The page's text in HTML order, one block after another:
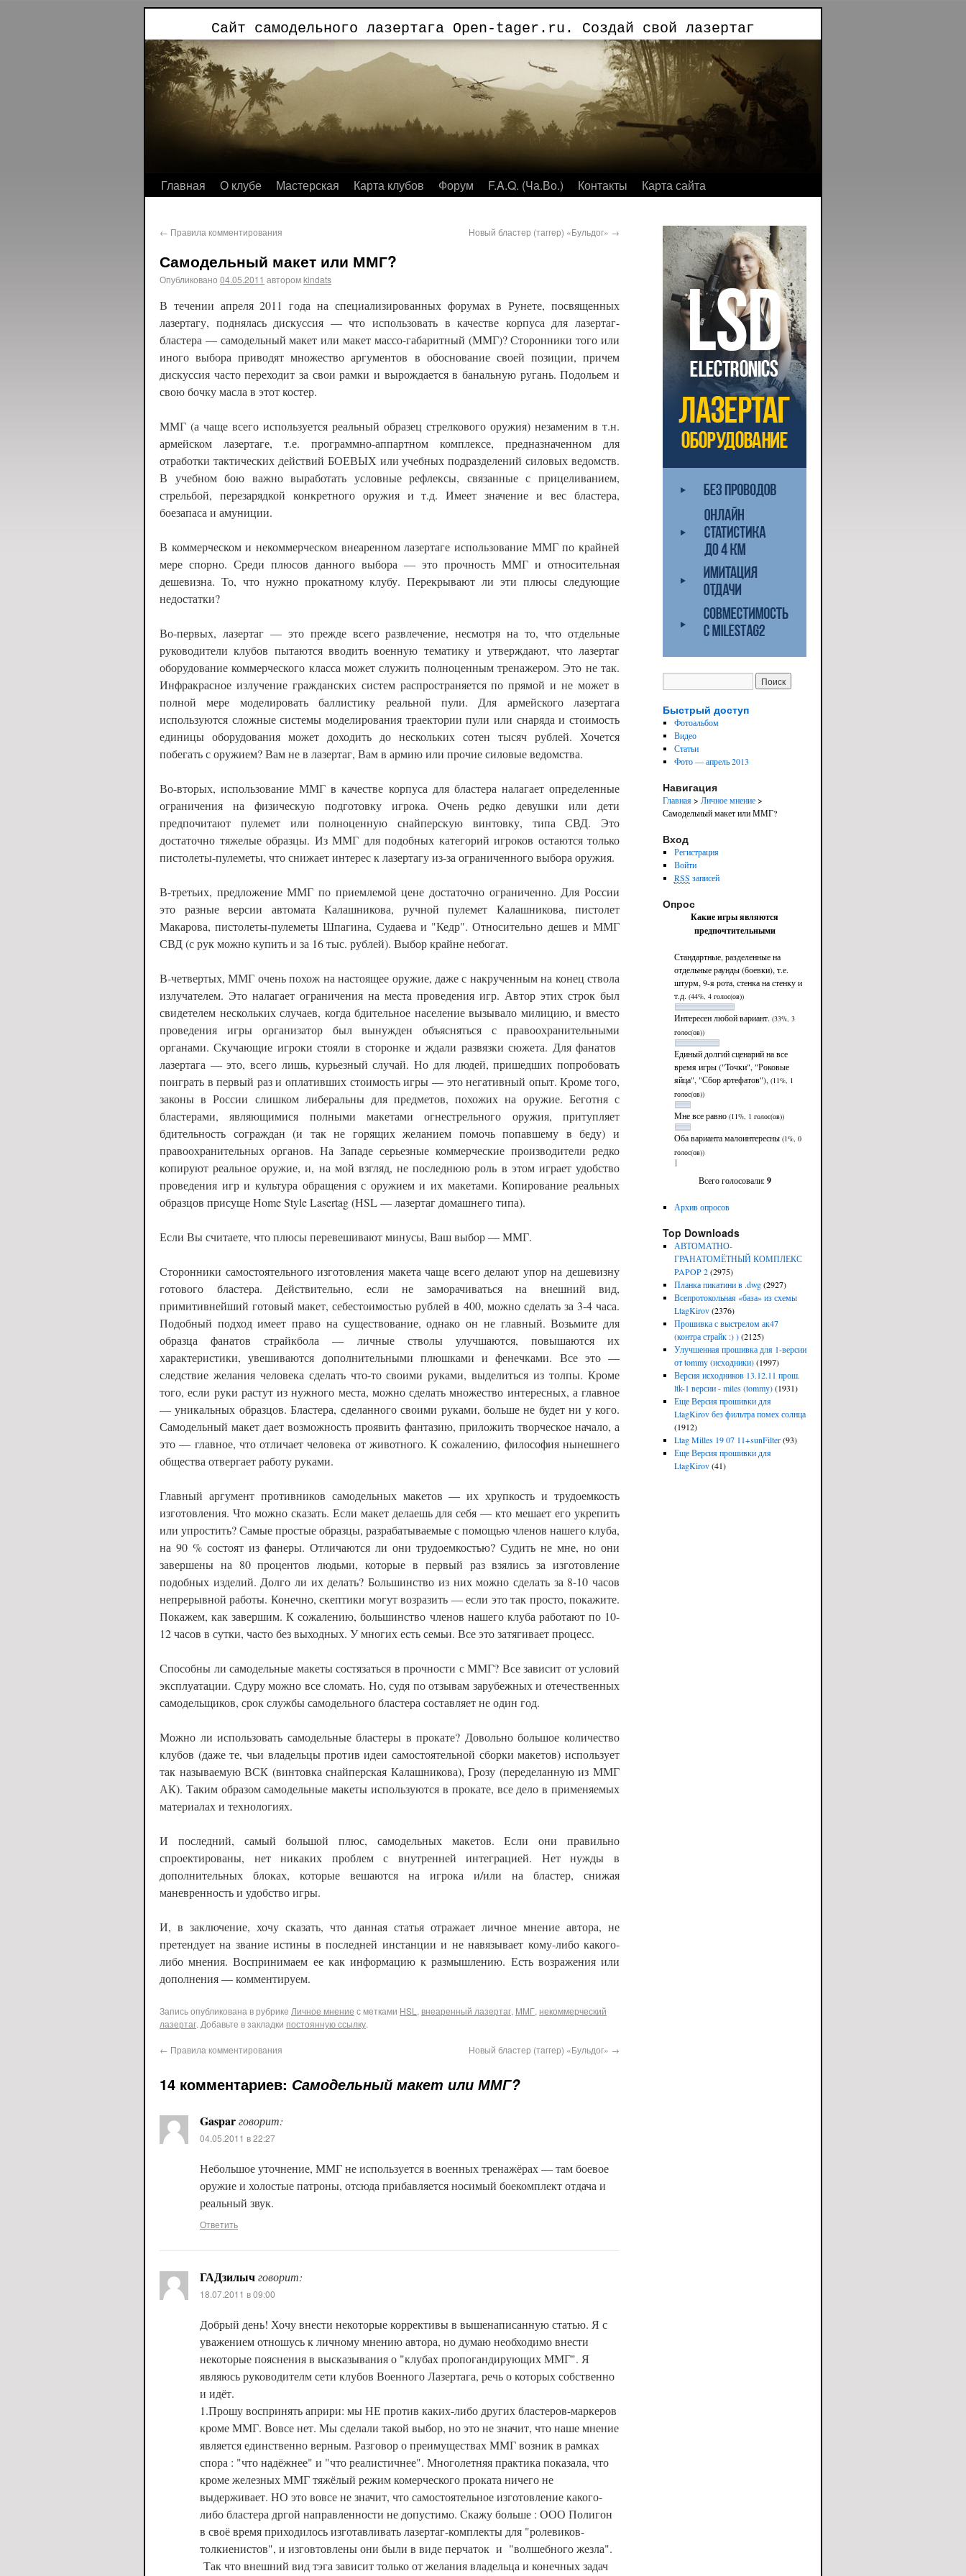
Сайт самодельного лазертага Open-tager.ru. Создай свой лазертаг
Главная О клубе Мастерская Карта клубов Форум F.A.Q. (Ча.Во.) Контакты Карта сайта
← Правила комментирования Новый бластер (таггер) «Бульдог» →
Самодельный макет или ММГ?
Опубликовано 04.05.2011 авторомkindats
В течении апреля 2011 года на специализированных форумах в Рунете, посвященных
лазертагу, поднялась дискуссия — что использовать в качестве корпуса для лазертаг-
бластера — самодельный макет или макет массо-габаритный (ММГ)? Сторонники того или
иного выбора приводят множество аргументов в обоснование своей позиции, причем
дискуссия часто переходит за свои рамки и вырождается в банальную ругань. Подольем и
свою бочку масла в этот костер.
ММГ (а чаще всего используется реальный образец стрелкового оружия) незаменим в т.н.
армейском лазертаге, т.е. программно-аппартном комплексе, предназначенном для
отработки тактических действий БОЕВЫХ или учебных подразделений силовых ведомств.
В учебном бою важно выработать условные рефлексы, связанные с прицеливанием,
стрельбой, перезарядкой конкретного оружия и т.д. Имеет значение и вес бластера,
боезапаса и амуниции.
В коммерческом и некоммерческом внеаренном лазертаге использование ММГ по крайней
мере спорно. Среди плюсов данного выбора — это прочность ММГ и относительная
дешевизна. То, что нужно прокатному клубу. Перекрывают ли эти плюсы следующие
недостатки?
Во-первых, лазертаг — это прежде всего развлечение, несмотря на то, что отдельные
руководители клубов пытаются вводить военную тематику и утверждают, что лазертаг
оборудование коммерческого класса может служить полноценным тренажером. Это не так.
Инфракрасное излучение гражданских систем распространяется по прямой и не может в
полной мере моделировать баллистику реальной пули. Для армейского лазертага
используются сложные системы моделирования траектории пули или снаряда и стоимость
единицы оборудования может доходить до нескольких сотен тысяч рублей. Хочется
побегать с оружием? Вам не в лазертаг, Вам в армию или прочие силовые ведомства.
Во-вторых, использование ММГ в качестве корпуса для бластера налагает определенные
ограничения на физическую подготовку игрока. Очень редко девушки или дети
предпочитают пулемет или полноценную снайперскую винтовку, типа СВД. Это
достаточно тяжелые образцы. Из ММГ для подобных категорий игроков остаются только
пистолеты-пулеметы, что снижает интерес к лазертагу из-за ограниченного выбора оружия.
В-третьих, предложение ММГ по приемлемой цене достаточно ограниченно. Для России
это разные версии автомата Калашникова, ручной пулемет Калашникова, пистолет
Макарова, пистолеты-пулеметы Шпагина, Судаева и "Кедр". Относительно дешев и ММГ
СВД (с рук можно купить и за 16 тыс. рублей). Выбор крайне небогат.
В-четвертых, ММГ очень похож на настоящее оружие, даже с накрученным на конец ствола
излучателем. Это налагает ограничения на места проведения игр. Автор этих строк был
свидетелем нескольких случаев, когда бдительное население вызывало милицию, и вместо
проведения игры организатор был вынужден объясняться с правоохранительными
органами. Скучающие игроки стояли в сторонке и ждали развязки сюжета. Для фанатов
лазертага — это, всего лишь, курьезный случай. Но для людей, пришедших попробовать
поиграть в первый раз и оплативших стоимость игры — это негативный опыт. Кроме того,
законы в России слишком либеральны для предметов, похожих на оружие. Беготня с
бластерами, являющимися полными макетами огнестрельного оружия, притупляет
бдительность сограждан (и так не горящих желанием помочь попавшему в беду) и
правоохранительных органов. На Западе серьезные коммерческие производители редко
копируют реальное оружие, и, на мой взгляд, не последнюю роль в этом играет удобство
проведения игр и культура обращения с оружием и их макетами. Копирование реальных
образцов присуще Home Style Lasertag (HSL — лазертаг домашнего типа).
Если Вы считаете, что плюсы перевешивают минусы, Ваш выбор — ММГ.
Сторонники самостоятельного изготовления макета чаще всего делают упор на дешевизну
готового бластера. Действительно, если не заморачиваться на внешний вид,
примитивнейший готовый макет, себестоимостью рублей в 400, можно сделать за 3-4 часа.
Подобный подход имеет право на существование, однако он не главный. Возьмите для
образца фанатов страйкбола — личные стволы улучшаются, повышаются их
характеристики, увешиваются дополнительными плюшками и фенечками. Все это —
следствие желания человека сделать что-то своими руками, выделиться из толпы. Кроме
того, если руки растут из нужного места, можно сделать множество интересных, а главное
— уникальных образцов. Бластера, сделанного своими руками, больше не будет ни у кого.
Самодельный макет дает возможность проявить фантазию, приложить творческое начало, а
это — главное, что отличает человека от животного. К сожалению, философия нынешнего
общества отвергает работу руками.
Главный аргумент противников самодельных макетов — их хрупкость и трудоемкость
изготовления. Что можно сказать. Если макет делаешь для себя — кто мешает его укрепить
или упростить? Самые простые образцы, разрабатываемые с помощью членов нашего клуба,
на 90 % состоят из фанеры. Отличаются ли они трудоемкостью? Судить не мне, но они
завершены на 80 процентов людьми, которые в первый раз взялись за изготовление
подобных изделий. Долго ли их делать? Большинство из них можно сделать за 8-10 часов
непрерывной работы. Конечно, скептики могут возразить — если это так просто, покажите.
Покажем, как завершим. К сожалению, большинство членов нашего клуба работают по 10-
12 часов в сутки, часто без выходных. У многих есть семьи. Все это затягивает процесс.
Способны ли самодельные макеты состязаться в прочности с ММГ? Все зависит от условий
эксплуатации. Сдуру можно все сломать. Но, судя по отзывам зарубежных и отечественных
самодельщиков, срок службы самодельного бластера составляет не один год.
Можно ли использовать самодельные бластеры в прокате? Довольно большое количество
клубов (даже те, чьи владельцы против идеи самостоятельной сборки макетов) использует
так называемую ВСК (винтовка снайперская Калашникова), Грозу (переделанную из ММГ
АК). Таким образом самодельные макеты используются в прокате, все дело в применяемых
материалах и технологиях.
И последний, самый большой плюс, самодельных макетов. Если они правильно
спроектированы, нет никаких проблем с внутренней интеграцией. Нет нужды в
дополнительных блоках, которые вешаются на игрока и/или на бластер, снижая
маневренность и удобство игры.
И, в заключение, хочу сказать, что данная статья отражает личное мнение автора, не
претендует на звание истины в последней инстанции и не навязывает кому-либо какого-
либо мнения. Воспринимаем ее как информацию к размышлению. Есть возражения или
дополнения — комментируем.
Запись опубликована в рубрике Личное мнение с метками HSL , внеаренный лазертаг, ММГ, некоммерческий
лазертаг. Добавьте в закладки постоянную ссылку.
← Правила комментирования Новый бластер (таггер) «Бульдог» →
14 комментариев: Самодельный макет или ММГ?
Gasparговорит:
04.05.2011 в 22:27
Небольшое уточнение, ММГ не используется в военных тренажёрах — там боевое
оружие и холостые патроны, отсюда прибавляется носимый боекомплект отдача и
реальный звук.
Ответить
ГАДзилычговорит:
18.07.2011 в 09:00
Добрый день! Хочу внести некоторые коррективы в вышенаписанную статью. Я с
уважением отношусь к личному мнению автора, но думаю необходимо внести
некоторые пояснения в высказывания о "клубах пропогандирующих ММГ". Я
являюсь руководителм сети клубов Военного Лазертага, речь о которых собственно
и идёт.
1.Прошу воспринять априри: мы НЕ против каких-либо других бластеров-маркеров
кроме ММГ. Вовсе нет. Мы сделали такой выбор, но это не значит, что наше мнение
является единственно верным. Разговор о преимуществах ММГ возник в рамках
спора : "что надёжнее" и "что реалистичнее". Многолетняя практика показала, что
кроме железных ММГ тяжёлый режим комерческого проката ничего не
выдерживает. НО это вовсе не значит, что самостоятельное изготовление какого-
либо бластера дргой направленности не допустимо. Скажу больше : ООО Полигон
в своё время приходилось изготавливать лазертаг-комплекты для "ролевиков-
толкиенистов", и изговтовлены они были в виде перчаток и "волшебного жезла".
Так что внешний вид тэга зависит только от желания владельца и конечных задач
Быстрый доступ
Фотоальбом
Видео
Статьи
Фото — апрель 2013
Навигация
Главная> Личное мнение>
Самодельный макет или ММГ?
Вход
Регистрация
Войти
RSS записей
Опрос
Какие игры являются
предпочтительными
Стандартные, разделенные на
отдельные раунды (боевки), т.е.
штурм, 9-я рота, стенка на стенку и
т.д. (44%, 4 голос(ов))
Интересен любой вариант. (33%, 3
голос(ов))
Единый долгий сценарий на все
время игры ("Точки", "Роковые
яйца", "Сбор артефатов"), (11%, 1
голос(ов))
Мне все равно (11%, 1 голос(ов))
Оба варианта малоинтересны (1%, 0
голос(ов))
Всего голосовали:9
Архив опросов
Top Downloads
АВТОМАТНО-
ГРАНАТОМЁТНЫЙ КОМПЛЕКС
PAPOP 2(2975)
Планка пикатини в .dwg(2927)
Всепротокольная «база» из схемы
LtagKirov(2376)
Прошивка с выстрелом ак47
(контра страйк :) )(2125)
Улучшенная прошивка для 1-версии
от tommy (исходники)(1997)
Версия исходников 13.12.11 прош.
ltk-1 версии - miles (tommy)(1931)
Еще Версия прошивки для
LtagKirov без фильтра помех солнца
(1912)
Ltag Milles 19 07 11+sunFilter(93)
Еще Версия прошивки для
LtagKirov(41)